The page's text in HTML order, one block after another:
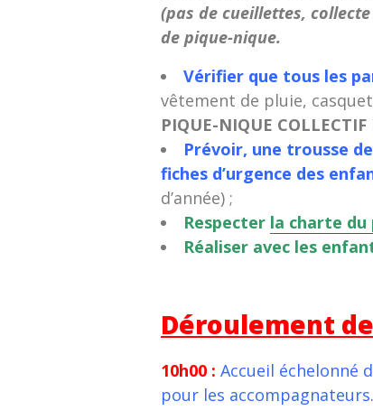
(pas de cueillettes,
de pique-nique.
Vérifier que tous les
vêtement de pluie,
PIQUE-NIQUE
Prévoir, une trousse
fiches d’urgence des
d’année) ;
Respecter la charte
Réaliser avec les
Déroulement
10h00 : Accueil échelonné
pour les accompagnateurs.